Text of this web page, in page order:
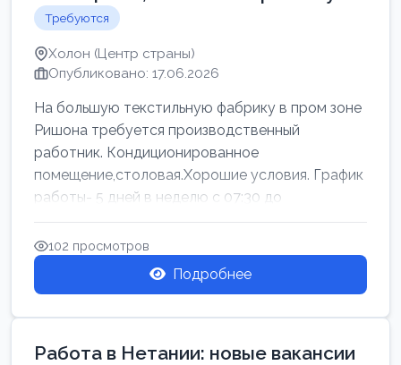
Требуются
Холон (Центр страны)
Опубликовано: 17.06.2026
На большую текстильную фабрику в пром зоне
Ришона требуется производственный
работник. Кондиционированное
помещение,столовая.Хорошие условия. График
работы- 5 дней в неделю с 07:30 до
17:00.Высокая за...
102 просмотров
Подробнее
Работа в Нетании: новые вакансии